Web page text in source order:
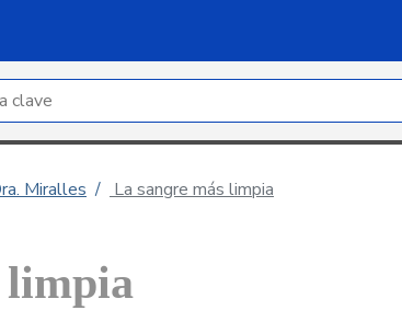
por palabra clave
Miralles La sangre más limpia
limpia